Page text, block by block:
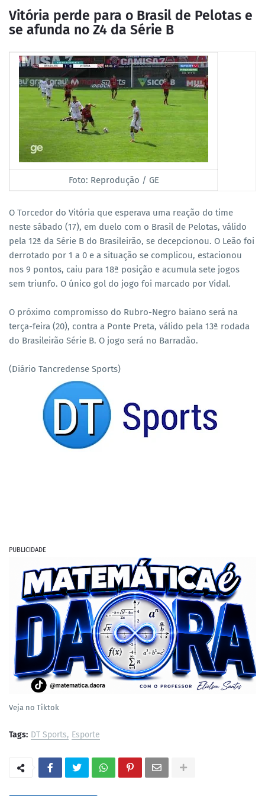
Vitória perde para o Brasil de Pelotas e
se afunda no Z4 da Série B
Foto: Reprodução / GE
O Torcedor do Vitória que esperava uma reação do time
neste sábado (17), em duelo com o Brasil de Pelotas, válido
pela 12ª da Série B do Brasileirão, se decepcionou. O Leão foi
derrotado por 1 a 0 e a situação se complicou, estacionou
nos 9 pontos, caiu para 18ª posição e acumula sete jogos
sem triunfo. O único gol do jogo foi marcado por Vidal.
O próximo compromisso do Rubro-Negro baiano será na
terça-feira (20), contra a Ponte Preta, válido pela 13ª rodada
do Brasileirão Série B. O jogo será no Barradão.
(Diário Tancredense Sports)
PUBLICIDADE
Veja no Tiktok
Tags: DT Sports Esporte